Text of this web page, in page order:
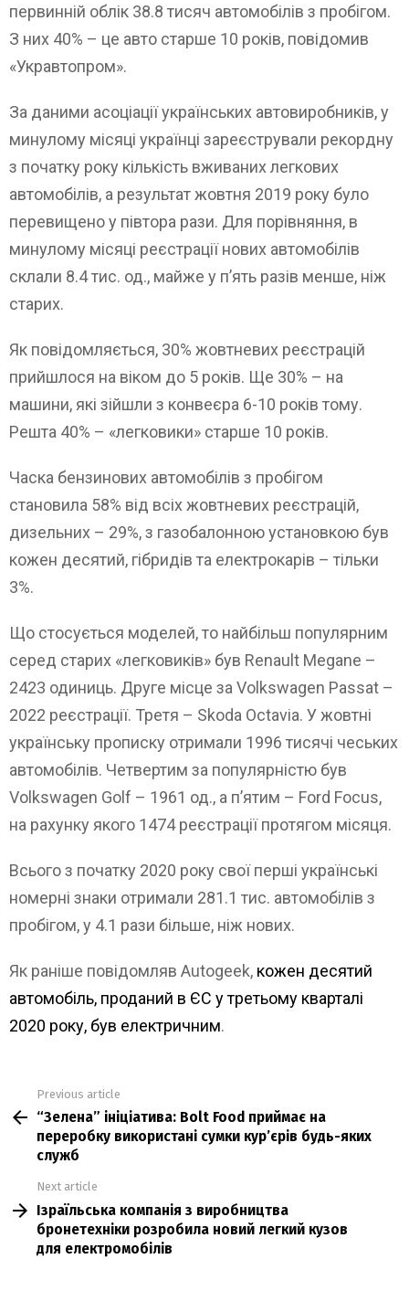
первинній облік 38.8 тисяч автомобілів з пробігом.
З них 40% – це авто старше 10 років, повідомив
«Укравтопром».
За даними асоціації українських автовиробників, у
минулому місяці українці зареєстрували рекордну
з початку року кількість вживаних легкових
автомобілів, а результат жовтня 2019 року було
перевищено у півтора рази. Для порівняння, в
минулому місяці реєстрації нових автомобілів
склали 8.4 тис. од., майже у п’ять разів менше, ніж
старих.
Як повідомляється, 30% жовтневих реєстрацій
прийшлося на віком до 5 років. Ще 30% – на
машини, які зійшли з конвеєра 6-10 років тому.
Решта 40% – «легковики» старше 10 років.
Часка бензинових автомобілів з пробігом
становила 58% від всіх жовтневих реєстрацій,
дизельних – 29%, з газобалонною установкою був
кожен десятий, гібридів та електрокарів – тільки
3%.
Що стосується моделей, то найбільш популярним
серед старих «легковиків» був Renault Megane –
2423 одиниць. Друге місце за Volkswagen Passat –
2022 реєстрації. Третя – Skoda Octavia. У жовтні
українську прописку отримали 1996 тисячі чеських
автомобілів. Четвертим за популярністю був
Volkswagen Golf – 1961 од., а п’ятим – Ford Focus,
на рахунку якого 1474 реєстрації протягом місяця.
Всього з початку 2020 року свої перші українські
номерні знаки отримали 281.1 тис. автомобілів з
пробігом, у 4.1 рази більше, ніж нових.
Як раніше повідомляв Autogeek, кожен десятий
автомобіль, проданий в ЄС у третьому кварталі
2020 року, був електричним.
more
Previous article
“Зелена” ініціатива: Bolt Food приймає на
переробку використані сумки кур’єрів будь-яких
служб
Next article
Ізраїльська компанія з виробництва
бронетехніки розробила новий легкий кузов
для електромобілів